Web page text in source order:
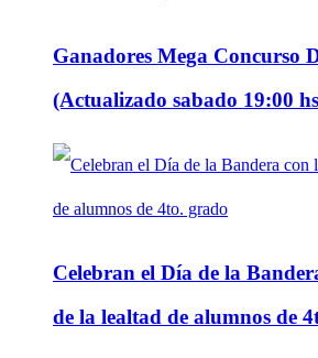
Ganadores Mega Concurso
(Actualizado sabado 19:00
Celebran el Día de la
de la lealtad de alumnos de